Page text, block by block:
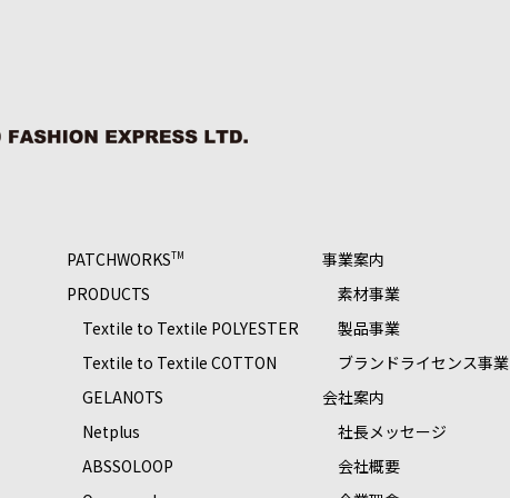
PATCHWORKSTM
PRODUCTS
Textile to Textile POLYESTER
Textile to Textile COTTON
GELANOTS
Netplus
ABSSOLOOP
事業案内
素材事業
製品事業
ブランドライセンス事業
会社案内
社長メッセージ
会社概要